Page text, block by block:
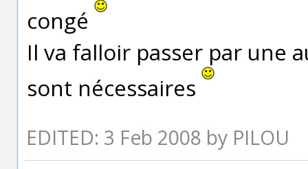
congé
Il va falloir passer par une
sont nécessaires
EDITED: 3 Feb 2008 by PILOU